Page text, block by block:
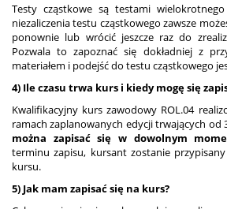
Testy cząstkowe są testami
niezaliczenia testu cząstkowego zawsze
ponownie lub wrócić jeszcze raz do
Pozwala to zapoznać się dokładniej z
materiałem i podejść do testu cząstkowego
4) Ile czasu trwa kurs i kiedy mogę się
Kwalifikacyjny kurs zawodowy ROL.04
ramach zaplanowanych edycji trwających od
można zapisać się w dowolnym
terminu zapisu, kursant zostanie
kursu.
5) Jak mam zapisać się na kurs?